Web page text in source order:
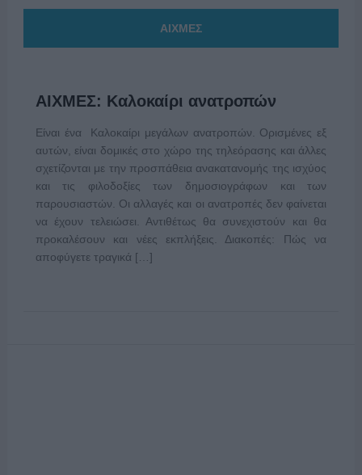
ΑΙΧΜΕΣ
ΑΙΧΜΕΣ: Καλοκαίρι ανατροπών
Είναι ένα Καλοκαίρι μεγάλων ανατροπών. Ορισμένες εξ
αυτών, είναι δομικές στο χώρο της τηλεόρασης και άλλες
σχετίζονται με την προσπάθεια ανακατανομής της ισχύος
και τις φιλοδοξίες των δημοσιογράφων και των
παρουσιαστών. Οι αλλαγές και οι ανατροπές δεν φαίνεται
να έχουν τελειώσει. Αντιθέτως θα συνεχιστούν και θα
προκαλέσουν και νέες εκπλήξεις. Διακοπές: Πώς να
αποφύγετε τραγικά […]